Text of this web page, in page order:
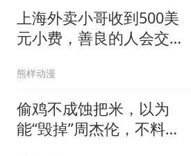
上海外卖小哥收到500美
元小费，善良的人会交好
熊样动漫
偷鸡不成蚀把米，以为
能“毁掉”周杰伦，不料自